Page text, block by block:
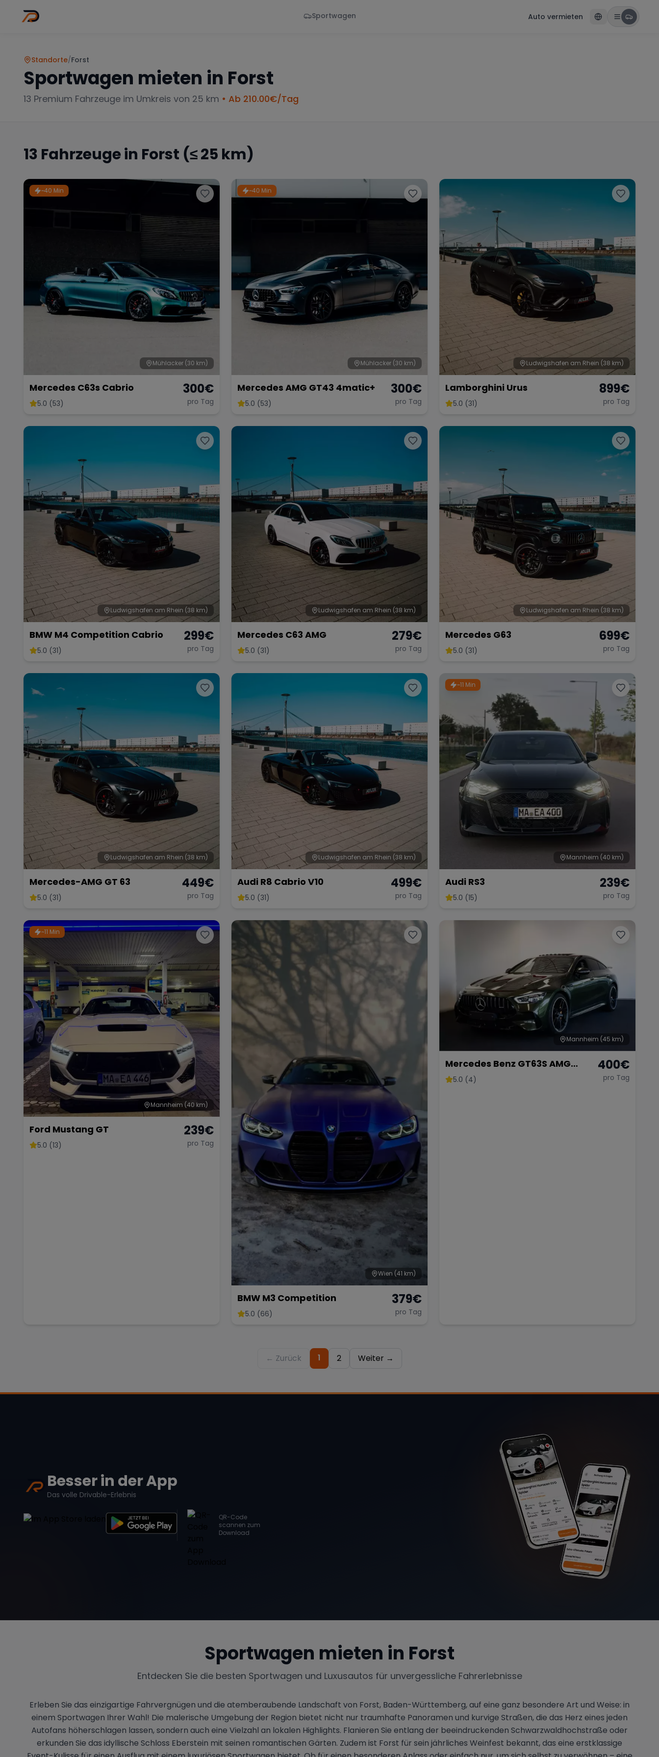
Sportwagen Auto vermieten
Standorte/Forst
Sportwagen mieten in Forst
13 Premium Fahrzeuge im Umkreis von 25 km • Ab 210.00€/Tag
13 Fahrzeuge in Forst (≤ 25 km)
~40 Min
Mühlacker (30 km)
Mercedes C63s Cabrio
5.0 (53)
300€
pro Tag
~40 Min
Mühlacker (30 km)
Mercedes AMG GT43 4matic+
5.0 (53)
300€
pro Tag
Ludwigshafen am Rhein (38 km)
Lamborghini Urus
5.0 (31)
899€
pro Tag
Ludwigshafen am Rhein (38 km)
BMW M4 Competition Cabrio
5.0 (31)
299€
pro Tag
Ludwigshafen am Rhein (38 km)
Mercedes C63 AMG
5.0 (31)
279€
pro Tag
Ludwigshafen am Rhein (38 km)
Mercedes G63
5.0 (31)
699€
pro Tag
Ludwigshafen am Rhein (38 km)
Mercedes-AMG GT 63
5.0 (31)
449€
pro Tag
Ludwigshafen am Rhein (38 km)
Audi R8 Cabrio V10
5.0 (31)
499€
pro Tag
~11 Min
Mannheim (40 km)
Audi RS3
5.0 (15)
239€
pro Tag
~11 Min
Mannheim (40 km)
Ford Mustang GT
5.0 (13)
239€
pro Tag
Wien (41 km)
BMW M3 Competition
5.0 (66)
379€
pro Tag
Mannheim (45 km)
Mercedes Benz GT63S AMG
FACELIFT
5.0 (4)
400€
pro Tag
← Zurück 1 2 Weiter →
Besser in der App
Das volle Drivable-Erlebnis
QR-Code
scannen zum
Download
Sportwagen mieten in Forst
Entdecken Sie die besten Sportwagen und Luxusautos für unvergessliche Fahrerlebnisse
Erleben Sie das einzigartige Fahrvergnügen und die atemberaubende Landschaft von Forst, Baden-Württemberg, auf eine ganz besondere Art und Weise: in
einem Sportwagen Ihrer Wahl! Die malerische Umgebung der Region bietet nicht nur traumhafte Panoramen und kurvige Straßen, die das Herz eines jeden
Autofans höherschlagen lassen, sondern auch eine Vielzahl an lokalen Highlights. Flanieren Sie entlang der beeindruckenden Schwarzwaldhochstraße oder
erkunden Sie das idyllische Schloss Eberstein mit seinen romantischen Gärten. Zudem ist Forst für sein jährliches Weinfest bekannt, das eine erstklassige